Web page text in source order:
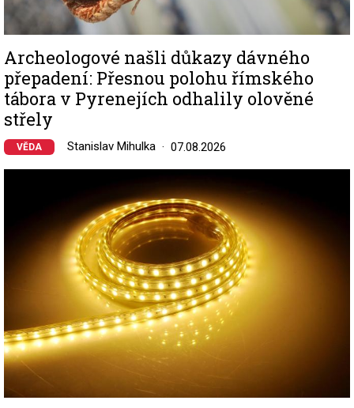
Archeologové našli důkazy dávného
přepadení: Přesnou polohu římského
tábora v Pyrenejích odhalily olověné
střely
VĚDA Stanislav Mihulka 07.08.2026